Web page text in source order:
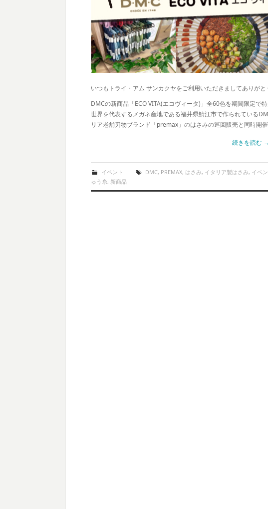
いつもトライ・アム サンカクヤをご利用いただきましてありがと
DMCの新商品「ECO VITA(エコヴィータ)」全60色を期間限定で
世界を代表するメガネ産地である福井県鯖江市で作られている
リア老舗刃物ブランド「premax」のはさみの巡回販売と同時開催
続きを読む →
イベント DMC, PREMAX, はさみ, イタリア製はさみ, イベ
ゅう糸, 新商品